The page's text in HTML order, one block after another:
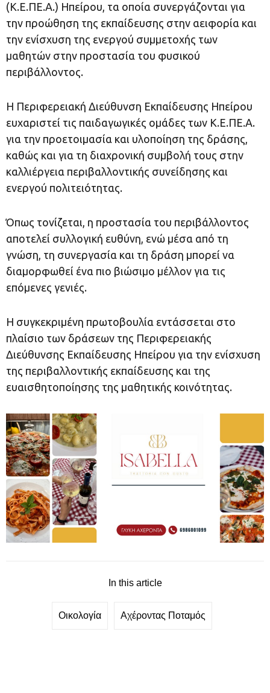
(Κ.Ε.ΠΕ.Α.) Ηπείρου, τα οποία συνεργάζονται για
την προώθηση της εκπαίδευσης στην αειφορία και
την ενίσχυση της ενεργού συμμετοχής των
μαθητών στην προστασία του φυσικού
περιβάλλοντος.
Η Περιφερειακή Διεύθυνση Εκπαίδευσης Ηπείρου
ευχαριστεί τις παιδαγωγικές ομάδες των Κ.Ε.ΠΕ.Α.
για την προετοιμασία και υλοποίηση της δράσης,
καθώς και για τη διαχρονική συμβολή τους στην
καλλιέργεια περιβαλλοντικής συνείδησης και
ενεργού πολιτειότητας.
Όπως τονίζεται, η προστασία του περιβάλλοντος
αποτελεί συλλογική ευθύνη, ενώ μέσα από τη
γνώση, τη συνεργασία και τη δράση μπορεί να
διαμορφωθεί ένα πιο βιώσιμο μέλλον για τις
επόμενες γενιές.
Η συγκεκριμένη πρωτοβουλία εντάσσεται στο
πλαίσιο των δράσεων της Περιφερειακής
Διεύθυνσης Εκπαίδευσης Ηπείρου για την ενίσχυση
της περιβαλλοντικής εκπαίδευσης και της
ευαισθητοποίησης της μαθητικής κοινότητας.
In this article
Οικολογία Αχέροντας Ποταμός